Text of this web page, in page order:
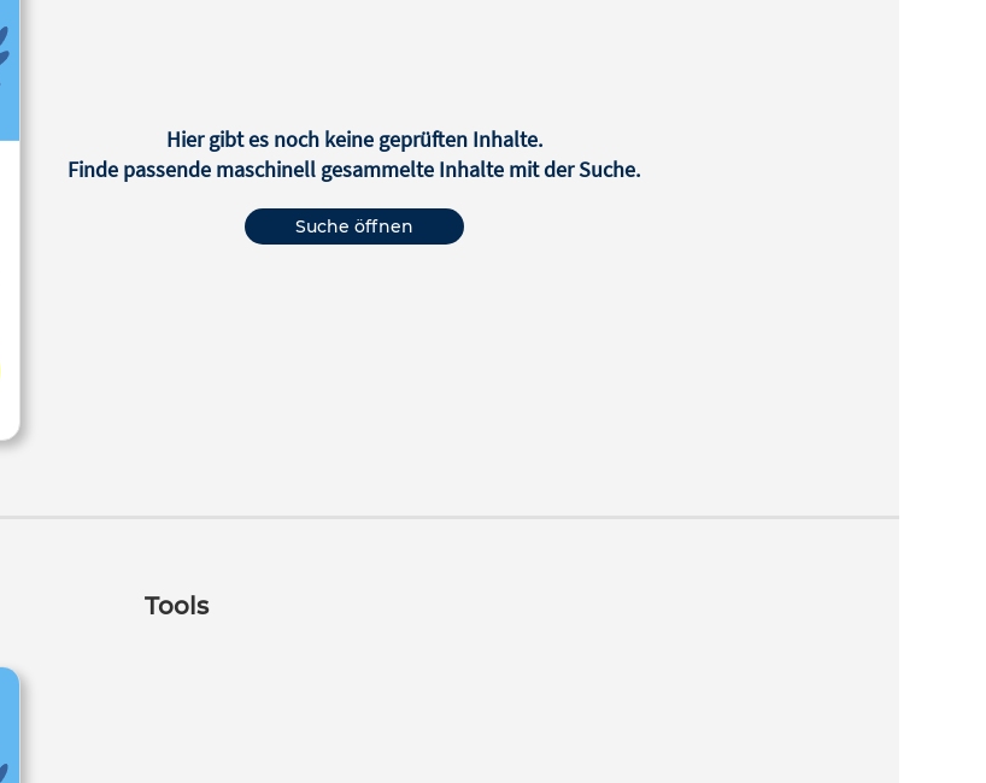
Hier gibt es noch keine geprüften Inhalte.
Finde passende maschinell gesammelte Inhalte mit der Suche.
Suche öffnen
Tools